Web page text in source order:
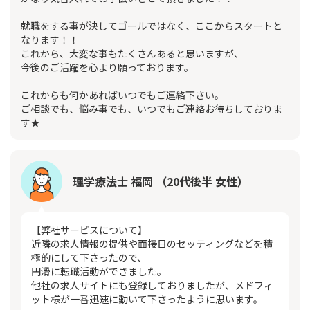
就職をする事が決してゴールではなく、ここからスタートと
なります！！
これから、大変な事もたくさんあると思いますが、
今後のご活躍を心より願っております。
これからも何かあればいつでもご連絡下さい。
ご相談でも、悩み事でも、いつでもご連絡お待ちしておりま
す★
理学療法士 福岡 （20代後半 女性）
【弊社サービスについて】
近隣の求人情報の提供や面接日のセッティングなどを積
極的にして下さったので、
円滑に転職活動ができました。
他社の求人サイトにも登録しておりましたが、メドフィ
ット様が一番迅速に動いて下さったように思います。